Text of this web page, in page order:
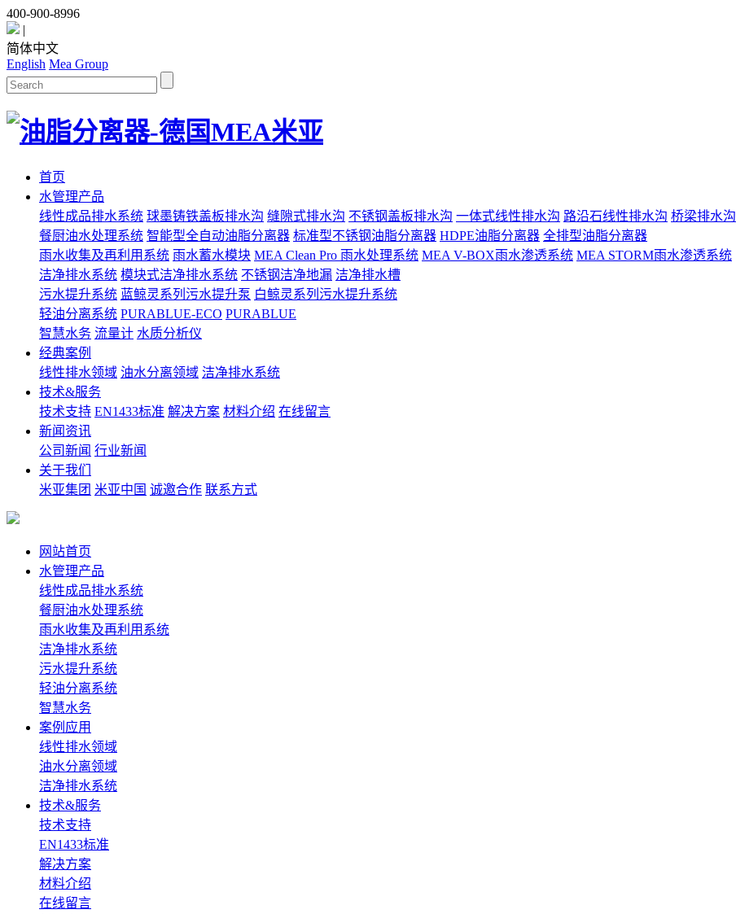
400-900-8996
|
简体中文
English Mea Group
首页
水管理产品
线性成品排水系统 球墨铸铁盖板排水沟 缝隙式排水沟 不锈钢盖板排水沟 一体式线性排水沟 路沿石线性排水沟 桥梁排水沟
餐厨油水处理系统 智能型全自动油脂分离器 标准型不锈钢油脂分离器 HDPE油脂分离器 全排型油脂分离器
雨水收集及再利用系统 雨水蓄水模块 MEA Clean Pro 雨水处理系统 MEA V-BOX雨水渗透系统 MEA STORM雨水渗透系统
洁净排水系统 模块式洁净排水系统 不锈钢洁净地漏 洁净排水槽
污水提升系统 蓝鲸灵系列污水提升泵 白鲸灵系列污水提升系统
轻油分离系统 PURABLUE-ECO PURABLUE
智慧水务 流量计 水质分析仪
经典案例
线性排水领域 油水分离领域 洁净排水系统
技术&服务
技术支持 EN1433标准 解决方案 材料介绍 在线留言
新闻资讯
公司新闻 行业新闻
关于我们
米亚集团 米亚中国 诚邀合作 联系方式
网站首页
水管理产品
线性成品排水系统
餐厨油水处理系统
雨水收集及再利用系统
洁净排水系统
污水提升系统
轻油分离系统
智慧水务
案例应用
线性排水领域
油水分离领域
洁净排水系统
技术&服务
技术支持
EN1433标准
解决方案
材料介绍
在线留言